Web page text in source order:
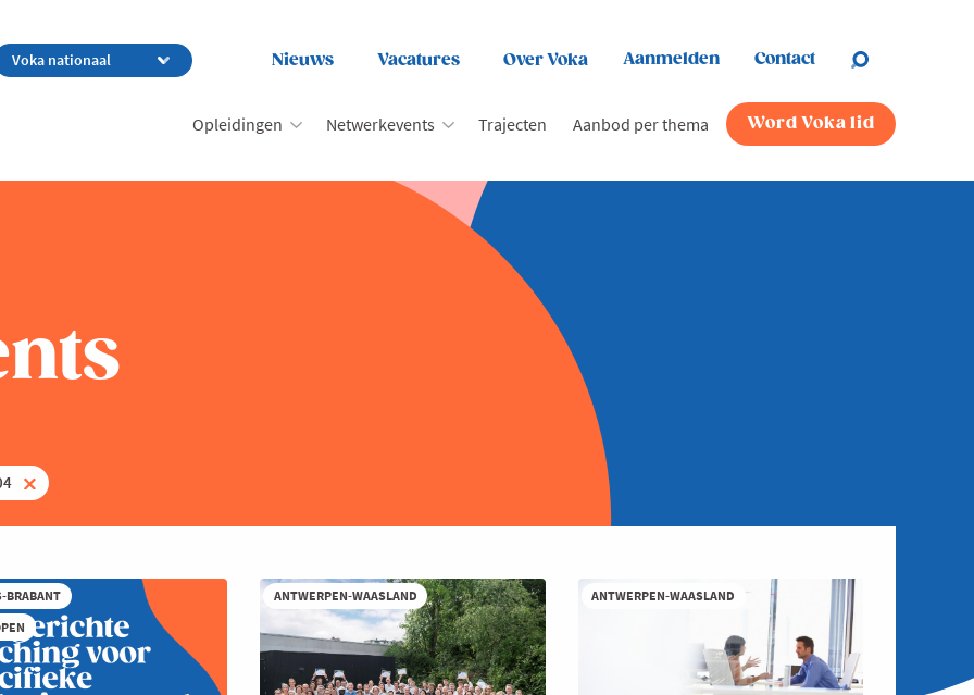
Nieuws Vacatures Over Voka Aanmelden Contact
Opleidingen Netwerkevents Trajecten Aanbod per thema Word Voka lid
BRABANT
ANTWERPEN-WAASLAND ANTWERPEN-WAASLAND